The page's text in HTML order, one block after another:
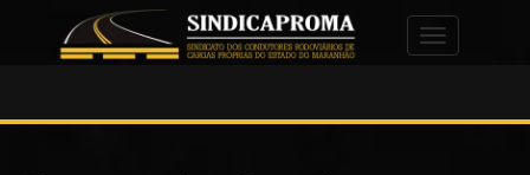
Alternar